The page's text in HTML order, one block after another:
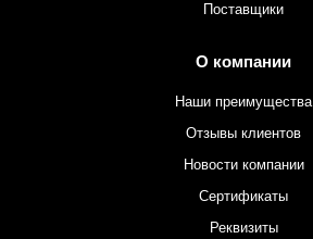
Поставщики
О компании
Наши преимущества
Отзывы клиентов
Новости компании
Сертификаты
Реквизиты